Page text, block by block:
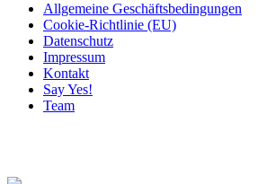
Allgemeine Geschäftsbedingungen
Cookie-Richtlinie (EU)
Datenschutz
Impressum
Kontakt
Say Yes!
Team